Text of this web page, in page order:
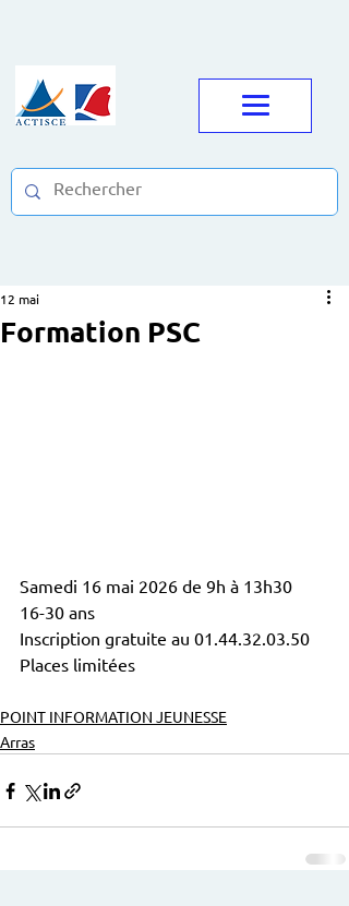
Formation PSC
12 mai
Samedi 16 mai 2026 de 9h à 13h30
16-30 ans
Inscription gratuite au 01.44.32.03.50
Places limitées
POINT INFORMATION JEUNESSE
Arras